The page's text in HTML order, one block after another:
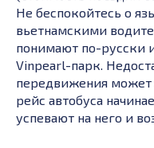
Не беспокойтесь о
вьетнамскими
понимают по-русски
Vinpearl-парк.
передвижения может
рейс автобуса
успевают на него и